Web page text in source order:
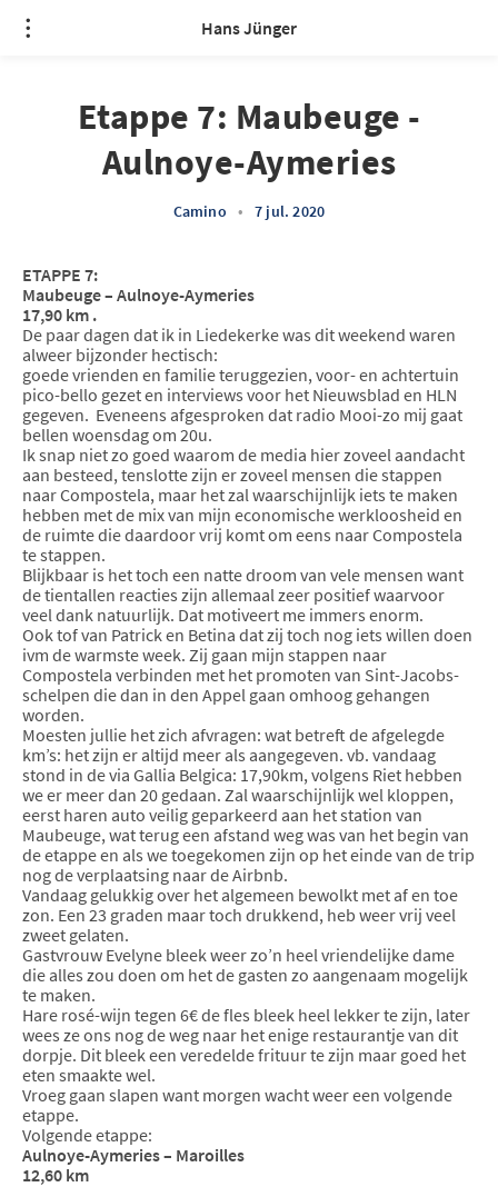
Hans Jünger
Etappe 7: Maubeuge -
Aulnoye-Aymeries
Camino • 7 jul. 2020
ETAPPE 7:
Maubeuge – Aulnoye-Aymeries
17,90 km .
De paar dagen dat ik in Liedekerke was dit weekend waren
alweer bijzonder hectisch:
goede vrienden en familie teruggezien, voor- en achtertuin
pico-bello gezet en interviews voor het Nieuwsblad en HLN
gegeven. Eveneens afgesproken dat radio Mooi-zo mij gaat
bellen woensdag om 20u.
Ik snap niet zo goed waarom de media hier zoveel aandacht
aan besteed, tenslotte zijn er zoveel mensen die stappen
naar Compostela, maar het zal waarschijnlijk iets te maken
hebben met de mix van mijn economische werkloosheid en
de ruimte die daardoor vrij komt om eens naar Compostela
te stappen.
Blijkbaar is het toch een natte droom van vele mensen want
de tientallen reacties zijn allemaal zeer positief waarvoor
veel dank natuurlijk. Dat motiveert me immers enorm.
Ook tof van Patrick en Betina dat zij toch nog iets willen doen
ivm de warmste week. Zij gaan mijn stappen naar
Compostela verbinden met het promoten van Sint-Jacobs-
schelpen die dan in den Appel gaan omhoog gehangen
worden.
Moesten jullie het zich afvragen: wat betreft de afgelegde
km’s: het zijn er altijd meer als aangegeven. vb. vandaag
stond in de via Gallia Belgica: 17,90km, volgens Riet hebben
we er meer dan 20 gedaan. Zal waarschijnlijk wel kloppen,
eerst haren auto veilig geparkeerd aan het station van
Maubeuge, wat terug een afstand weg was van het begin van
de etappe en als we toegekomen zijn op het einde van de trip
nog de verplaatsing naar de Airbnb.
Vandaag gelukkig over het algemeen bewolkt met af en toe
zon. Een 23 graden maar toch drukkend, heb weer vrij veel
zweet gelaten.
Gastvrouw Evelyne bleek weer zo’n heel vriendelijke dame
die alles zou doen om het de gasten zo aangenaam mogelijk
te maken.
Hare rosé-wijn tegen 6€ de fles bleek heel lekker te zijn, later
wees ze ons nog de weg naar het enige restaurantje van dit
dorpje. Dit bleek een veredelde frituur te zijn maar goed het
eten smaakte wel.
Vroeg gaan slapen want morgen wacht weer een volgende
etappe.
Volgende etappe:
Aulnoye-Aymeries – Maroilles
12,60 km